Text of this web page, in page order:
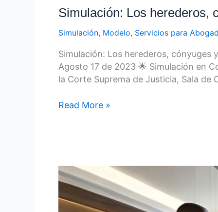
Simulación: Los herederos,
Simulación, Modelo, Servicios para
Simulación: Los herederos, cónyuges
Agosto 17 de 2023 🌟 Simulación en
la Corte Suprema de Justicia, Sala
Read More »
🏛️
LECCIONES
APRENDIDAS